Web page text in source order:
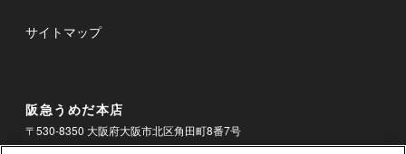
サイトマップ
阪急うめだ本店
〒530-8350 大阪府大阪市北区角田町8番7号
電話06-6361-1381